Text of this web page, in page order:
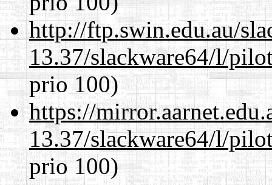
http://ftp.swin.edu.au/
13.37/slackware64/l/
prio 100)
https://
13.37/slackware64/l/
prio 100)